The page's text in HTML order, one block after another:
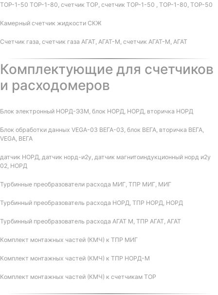
ТОР-1-50 ТОР-1-80, счетчик ТОР, счетчик ТОР-1-50 , ТОР-1-80, ТОР-50
Камерный счетчик жидкости СКЖ
Счетчик газа, счетчик газа АГАТ, АГАТ-М, счетчик АГАТ-М, АГАТ
Комплектующие для счетчиков
и расходомеров
Блок электронный НОРД-Э3М, блок НОРД, НОРД, вторичка НОРД
Блок обработки данных VEGA-03 ВЕГА-03, блок ВЕГА, вторичка ВЕГА,
VEGA, ВЕГА
датчик НОРД, датчик норд-и2у, датчик магнитоиндукционный норд и2у
02, НОРД
Турбинные преобразователи расхода МИГ, ТПР МИГ, МИГ
Турбинный преобразователь расхода НОРД, ТПР НОРД, НОРД
Турбинный преобразователь расхода АГАТ М, ТПР АГАТ, АГАТ
Комплект монтажных частей (КМЧ) к ТПР МИГ
Комплект монтажных частей (КМЧ) к ТПР НОРД-М
Комплект монтажных частей (КМЧ) к счетчикам ТОР